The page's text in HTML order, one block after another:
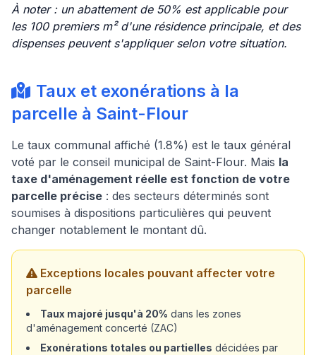
À noter : un abattement de 50% est applicable pour
les 100 premiers m² d'une résidence principale, et des
dispenses peuvent s'appliquer selon votre situation.
Taux et exonérations à la
parcelle à Saint-Flour
Le taux communal affiché (1.8%) est le taux général
voté par le conseil municipal de Saint-Flour. Mais la
taxe d'aménagement réelle est fonction de votre
parcelle précise : des secteurs déterminés sont
soumises à dispositions particulières qui peuvent
changer notablement le montant dû.
Exceptions locales pouvant affecter votre
parcelle
Taux majoré jusqu'à 20% dans les zones
d'aménagement concerté (ZAC)
Exonérations totales ou partielles décidées par